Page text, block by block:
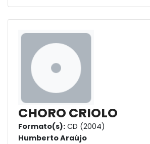
CHORO CRIOLO
Formato(s): CD (2004)
Humberto Araújo